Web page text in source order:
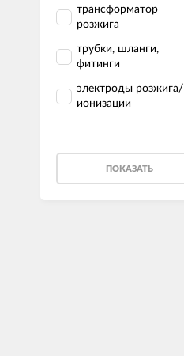
трансформатор
розжига
трубки, шланги,
фитинги
электроды розжига/
ионизации
ПОКАЗАТЬ